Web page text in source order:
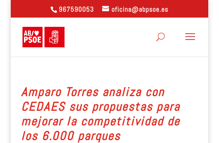
967590053 oficina@abpsoe.es
Amparo Torres analiza con
CEDAES sus propuestas para
mejorar la competitividad de
los 6.000 parques